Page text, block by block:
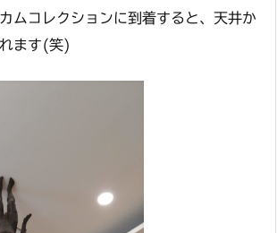
ムコレクションに到着すると、天井か
ます(笑)